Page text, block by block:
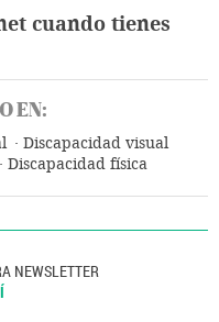
cuando tienes
EN:
Discapacidad visual
Discapacidad física
NEWSLETTER